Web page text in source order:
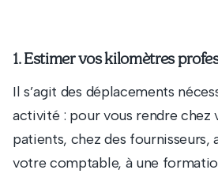
1. Estimer vos kilomètres
Il s’agit des déplacements
activité : pour vous rendre chez
patients, chez des fournisseurs,
votre comptable, à une